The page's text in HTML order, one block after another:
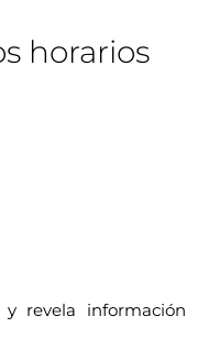
horarios
revela información